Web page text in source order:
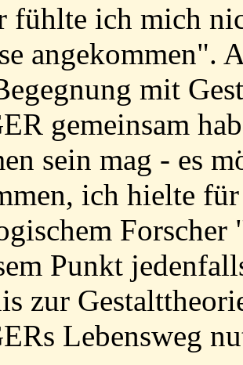
fühlte ich mich
angekommen".
mit
gemeinsam
sein mag - es
ich hielte
Forscher
Punkt
zur
Lebensweg